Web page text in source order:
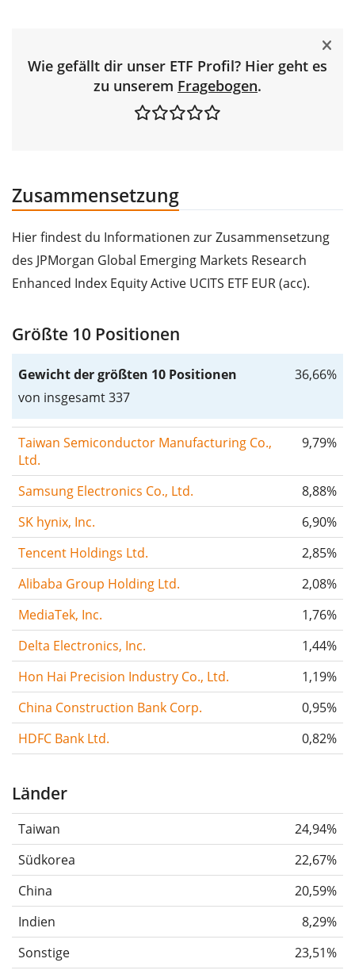
Wie gefällt dir unser ETF Profil? Hier geht es
zu unserem Fragebogen.
Zusammensetzung
Hier findest du Informationen zur Zusammensetzung
des JPMorgan Global Emerging Markets Research
Enhanced Index Equity Active UCITS ETF EUR (acc).
Größte 10 Positionen
Gewicht der größten 10 Positionen
von insgesamt 337
36,66%
Taiwan Semiconductor Manufacturing Co.,
Ltd.
9,79%
Samsung Electronics Co., Ltd.
8,88%
SK hynix, Inc.
6,90%
Tencent Holdings Ltd.
2,85%
Alibaba Group Holding Ltd.
2,08%
MediaTek, Inc.
1,76%
Delta Electronics, Inc.
1,44%
Hon Hai Precision Industry Co., Ltd.
1,19%
China Construction Bank Corp.
0,95%
HDFC Bank Ltd.
0,82%
Länder
Taiwan
24,94%
Südkorea
22,67%
China
20,59%
Indien
8,29%
Sonstige
23,51%